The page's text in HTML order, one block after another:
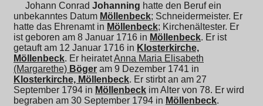
Johann Conrad Johanning hatte den Beruf ein
unbekanntes Datum Möllenbeck; Schneidermeister. Er
hatte das Ehrenamt in Möllenbeck; Kirchenältester. Er
ist geboren am 8 Januar 1716 in Möllenbeck. Er ist
getauft am 12 Januar 1716 in Klosterkirche,
Möllenbeck. Er heiratetAnna Maria Elisabeth
(Margarethe) Böger am 9 Dezember 1741 in
Klosterkirche, Möllenbeck. Er stirbt an am 27
September 1794 in Möllenbeck im Alter von 78. Er wird
begraben am 30 September 1794 in Möllenbeck.